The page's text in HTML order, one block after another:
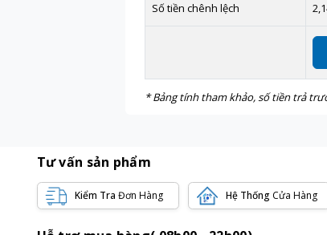
Số tiền chênh lệch
* Bảng tính tham khảo, số tiền trả
Tư vấn sản phẩm
Kiểm Tra Đơn Hàng Hệ Thống Cửa Hàng